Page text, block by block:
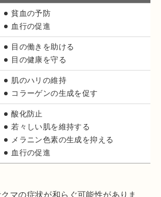
貧血の予防
血行の促進
目の働きを助ける
目の健康を守る
肌のハリの維持
コラーゲンの生成を促す
酸化防止
若々しい肌を維持する
メラニン色素の生成を抑える
血行の促進
マの症状が和らぐ可能性がありま